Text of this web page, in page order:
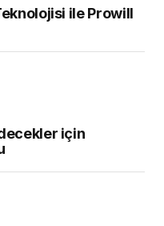
ile Prowill
için